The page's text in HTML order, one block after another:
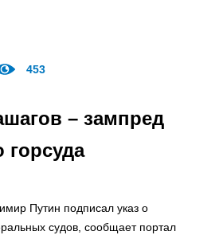
453
– зампред
горсуда
Путин подписал указ о
судов, сообщает портал